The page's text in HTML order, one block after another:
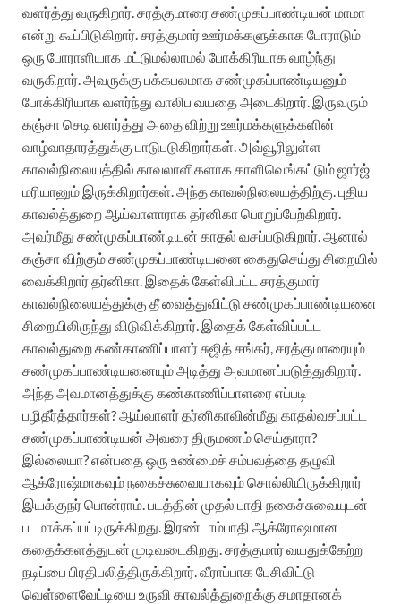
வளர்த்து வருகிறார். சரத்குமாரை சண்முகப்பாண்டியன் மாமா
என்று கூப்பிடுகிறார். சரத்குமார் ஊர்மக்களுக்காக போராடும்
ஒரு போராளியாக மட்டுமல்லாமல் போக்கிரியாக வாழ்ந்து
வருகிறார். அவருக்கு பக்கபலமாக சண்முகப்பாண்டியனும்
போக்கிரியாக வளர்ந்து வாலிப வயதை அடைகிறார். இருவரும்
கஞ்சா செடி வளர்த்து அதை விற்று ஊர்மக்களுக்களின்
வாழ்வாதாரத்துக்கு பாடுபடுகிறார்கள். அவ்வூரிலுள்ள
காவல்நிலையத்தில் காவலாளிகளாக காளிவெங்கட்டும் ஜார்ஜ்
மரியானும் இருக்கிறார்கள். அந்த காவல்நிலையத்திற்கு. புதிய
காவல்த்துறை ஆய்வாளாராக தர்னிகா பொறுப்பேற்கிறார்.
அவர்மீது சண்முகப்பாண்டியன் காதல் வசப்படுகிறார். ஆனால்
கஞ்சா விற்கும் சண்முகப்பாண்டியனை கைதுசெய்து சிறையில்
வைக்கிறார் தர்னிகா. இதைக் கேள்விபட்ட சரத்குமார்
காவல்நிலையத்துக்கு தீ வைத்துவிட்டு சண்முகப்பாண்டியனை
சிறையிலிருந்து விடுவிக்கிறார். இதைக் கேள்விப்பட்ட
காவல்துறை கண்காணிப்பாளர் சுஜித் சங்கர், சரத்குமாரையும்
சண்முகப்பாண்டியனையும் அடித்து அவமானப்படுத்துகிறார்.
அந்த அவமானத்துக்கு கண்காணிப்பாளரை எப்படி
பழிதீர்த்தார்கள்? ஆய்வாளர் தர்னிகாவின்மீது காதல்வசப்பட்ட
சண்முகப்பாண்டியன் அவரை திருமணம் செய்தாரா?
இல்லையா? என்பதை ஒரு உண்மைச் சம்பவத்தை தழுவி
ஆக்ரோஷ்மாகவும் நகைச்சுவையாகவும் சொல்லியிருக்கிறார்
இயக்குநர் பொன்ராம். படத்தின் முதல் பாதி நகைச்சுவையுடன்
படமாக்கப்பட்டிருக்கிறது. இரண்டாம்பாதி ஆக்ரோஷமான
கதைக்களத்துடன் முடிவடைகிறது. சரத்குமார்வயதுக்கேற்ற
நடிப்பை பிரதிபலித்திருக்கிறார். வீராப்பாக பேசிவிட்டு
வெள்ளைவேட்டியை உருவி காவல்த்துறைக்கு சமாதானக்